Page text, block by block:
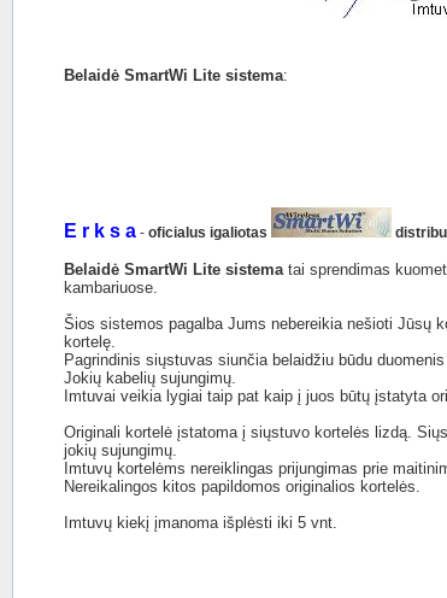
Belaidė SmartWi Lite sistema:
E r k s a - oficialus igaliotas
Belaidė SmartWi Lite sistematai sprendimas
kambariuose.
Šios sistemos pagalba Jums nebereikia nešioti Jūsų
kortelę.
Pagrindinis siųstuvas siunčia belaidžiu būdu
Jokių kabelių sujungimų.
Imtuvai veikia lygiai taip pat kaip į juos būtų įstatyta
Originali kortelė įstatoma į siųstuvo kortelės lizdą.
jokių sujungimų.
Imtuvų kortelėms nereiklingas prijungimas prie
Nereikalingos kitos papildomos originalios kortelės.
Imtuvų kiekį įmanoma išplėsti iki 5 vnt.